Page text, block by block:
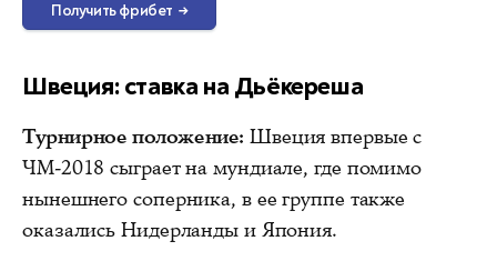
Получить фрибет →
Швеция: ставка на Дьёкереша
Турнирное положение: Швеция впервые с
ЧМ-2018 сыграет на мундиале, где помимо
нынешнего соперника, в ее группе также
оказались Нидерланды и Япония.